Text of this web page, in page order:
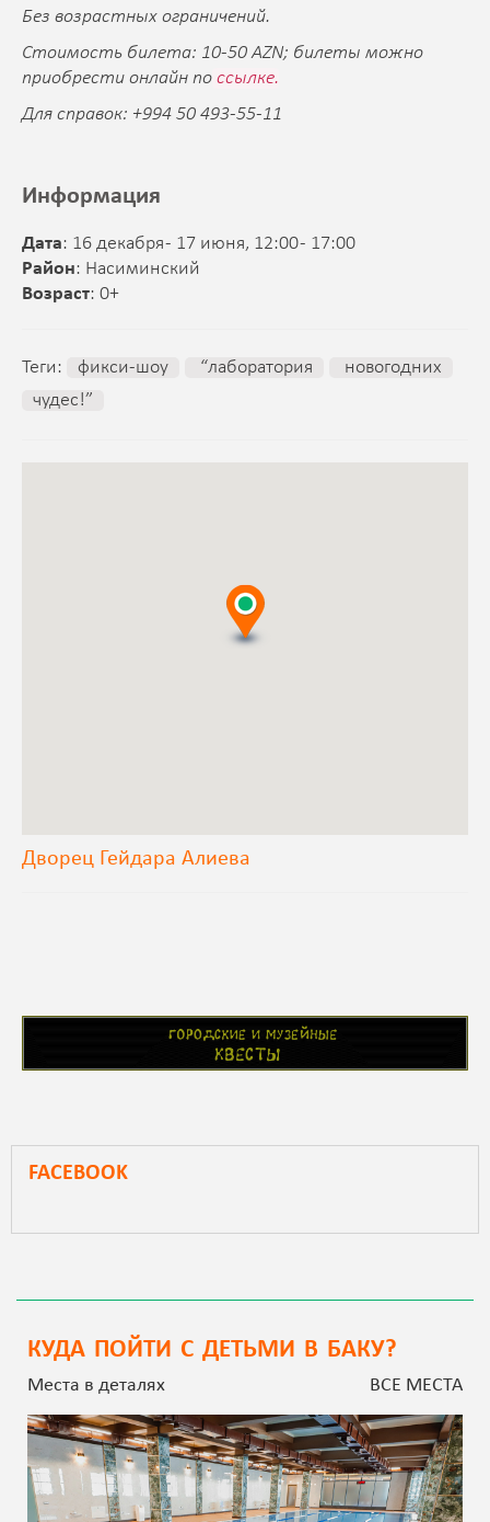
Без возрастных ограничений.
Стоимость билета: 10-50 AZN; билеты можно
приобрести онлайн по ссылке.
Для справок: +994 50 493-55-11
Информация
Дата: 16 декабря - 17 июня, 12:00 - 17:00
Район: Насиминский
Возраст: 0+
Теги: фикси-шоу “лаборатория
новогодних
чудес!”
Дворец Гейдара Алиева
FACEBOOK
КУДА ПОЙТИ С ДЕТЬМИ В БАКУ?
Места в деталях ВСЕ МЕСТА